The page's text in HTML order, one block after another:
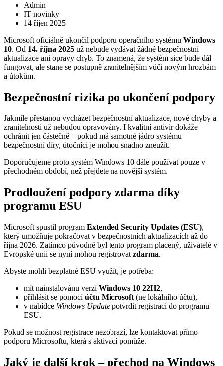
Admin
IT novinky
14 říjen 2025
Microsoft oficiálně ukončil podporu operačního systému Windows
10. Od 14. října 2025 už nebude vydávat žádné bezpečnostní
aktualizace ani opravy chyb. To znamená, že systém sice bude dál
fungovat, ale stane se postupně zranitelnějším vůči novým hrozbám
a útokům.
Bezpečnostní rizika po ukončení podpory
Jakmile přestanou vycházet bezpečnostní aktualizace, nové chyby a
zranitelnosti už nebudou opravovány. I kvalitní antivir dokáže
ochránit jen částečně – pokud má samotné jádro systému
bezpečnostní díry, útočníci je mohou snadno zneužít.
Doporučujeme proto systém Windows 10 dále používat pouze v
přechodném období, než přejdete na novější systém.
Prodloužení podpory zdarma díky
programu ESU
Microsoft spustil program Extended Security Updates (ESU),
který umožňuje pokračovat v bezpečnostních aktualizacích až do
října 2026. Zatímco původně byl tento program placený, uživatelé v
Evropské unii se nyní mohou registrovat zdarma.
Abyste mohli bezplatné ESU využít, je potřeba:
mít nainstalovánu verzi Windows 10 22H2,
přihlásit se pomocíúčtu Microsoft (ne lokálního účtu),
v nabídce Windows Update potvrdit registraci do programu
ESU.
Pokud se možnost registrace nezobrazí, lze kontaktovat přímo
podporu Microsoftu, která s aktivací pomůže.
Jaký je další krok – přechod na Windows